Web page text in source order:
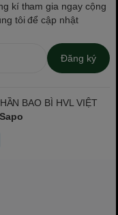
kí tham gia ngay cộng
tôi để cập nhật
Đăng ký
BAO BÌ HVL VIỆT
Sapo